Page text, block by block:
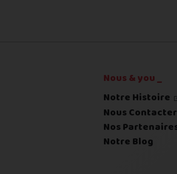
Nous & you _
Notre Histoire
Nous Contacter
Nos
Notre Blog